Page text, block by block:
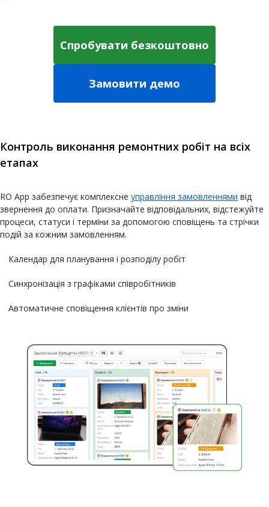
Спробувати безкоштовно
Замовити демо
Контроль виконання ремонтних робіт на всіх
етапах
RO App забезпечує комплексне управління замовленнями від
звернення до оплати. Призначайте відповідальних, відстежуйте
процеси, статуси і терміни за допомогою сповіщень та стрічки
подій за кожним замовленням.
Календар для планування і розподілу робіт
Синхронізація з графіками співробітників
Автоматичне сповіщення клієнтів про зміни